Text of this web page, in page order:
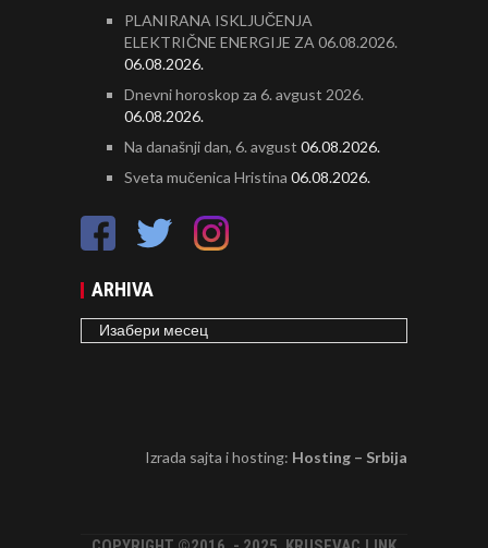
PLANIRANA ISKLJUČENJA
ELEKTRIČNE ENERGIJE ZA 06.08.2026.
06.08.2026.
Dnevni horoskop za 6. avgust 2026.
06.08.2026.
Na današnji dan, 6. avgust 06.08.2026.
Sveta mučenica Hristina 06.08.2026.
ARHIVA
ARHIVA
Izrada sajta i hosting: Hosting – Srbija